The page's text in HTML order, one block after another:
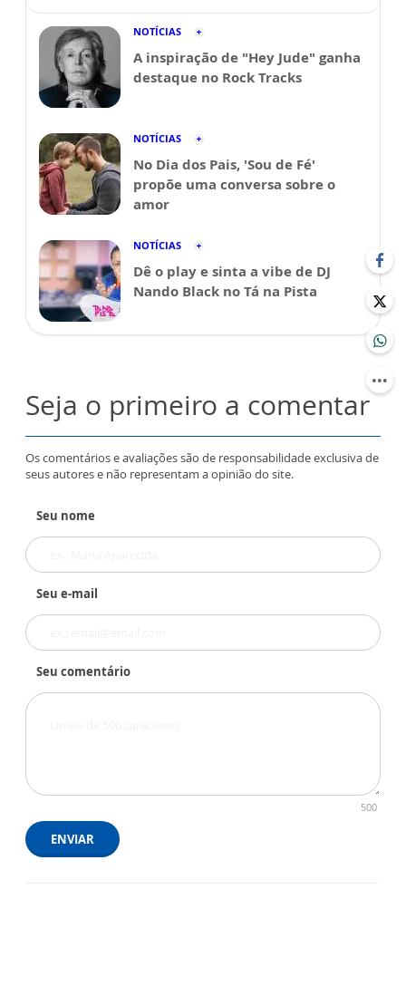
NOTÍCIAS
A inspiração de "Hey Jude" ganha
destaque no Rock Tracks
NOTÍCIAS
No Dia dos Pais, 'Sou de Fé'
propõe uma conversa sobre o
amor
NOTÍCIAS
Dê o play e sinta a vibe de DJ
Nando Black no Tá na Pista
Seja o primeiro a comentar
Os comentários e avaliações são de responsabilidade exclusiva de
seus autores e não representam a opinião do site.
Seu nome
Seu e-mail
Seu comentário
500
ENVIAR